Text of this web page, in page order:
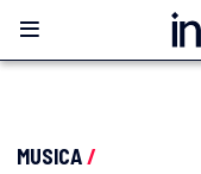
MUSICA/